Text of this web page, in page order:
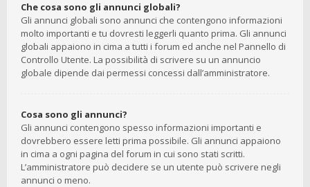
Che cosa sono gli annunci globali?
Gli annunci globali sono annunci che contengono informazioni
molto importanti e tu dovresti leggerli quanto prima. Gli annunci
globali appaiono in cima a tutti i forum ed anche nel Pannello di
Controllo Utente. La possibilità di scrivere su un annuncio
globale dipende dai permessi concessi dall’amministratore.
Cosa sono gli annunci?
Gli annunci contengono spesso informazioni importanti e
dovrebbero essere letti prima possibile. Gli annunci appaiono
in cima a ogni pagina del forum in cui sono stati scritti.
L’amministratore può decidere se un utente può scrivere negli
annunci o meno.